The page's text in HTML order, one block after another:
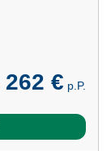
262 € p.P.